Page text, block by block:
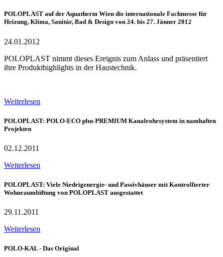
POLOPLAST auf der Aquatherm Wien die internationale Fachmesse für
Heizung, Klima, Sanitär, Bad & Design von 24. bis 27. Jänner 2012
24.01.2012
POLOPLAST nimmt dieses Ereignis zum Anlass und präsentiert
ihre Produkthighlights in der Haustechnik.
Weiterlesen
POLOPLAST: POLO-ECO plus PREMIUM Kanalrohrsystem in namhaften
Projekten
02.12.2011
Weiterlesen
POLOPLAST: Viele Niedrigenergie- und Passivhäuser mit Kontrollierter
Wohnraumlüftung von POLOPLAST ausgestattet
29.11.2011
Weiterlesen
POLO-KAL - Das Original